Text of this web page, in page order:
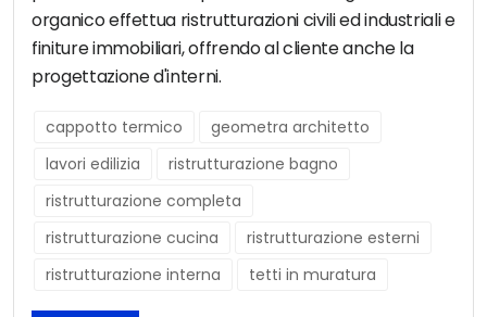
organico effettua ristrutturazioni civili ed industriali e
finiture immobiliari, offrendo al cliente anche la
progettazione d'interni.
cappotto termico
geometra architetto
lavori edilizia
ristrutturazione bagno
ristrutturazione completa
ristrutturazione cucina
ristrutturazione esterni
ristrutturazione interna
tetti in muratura